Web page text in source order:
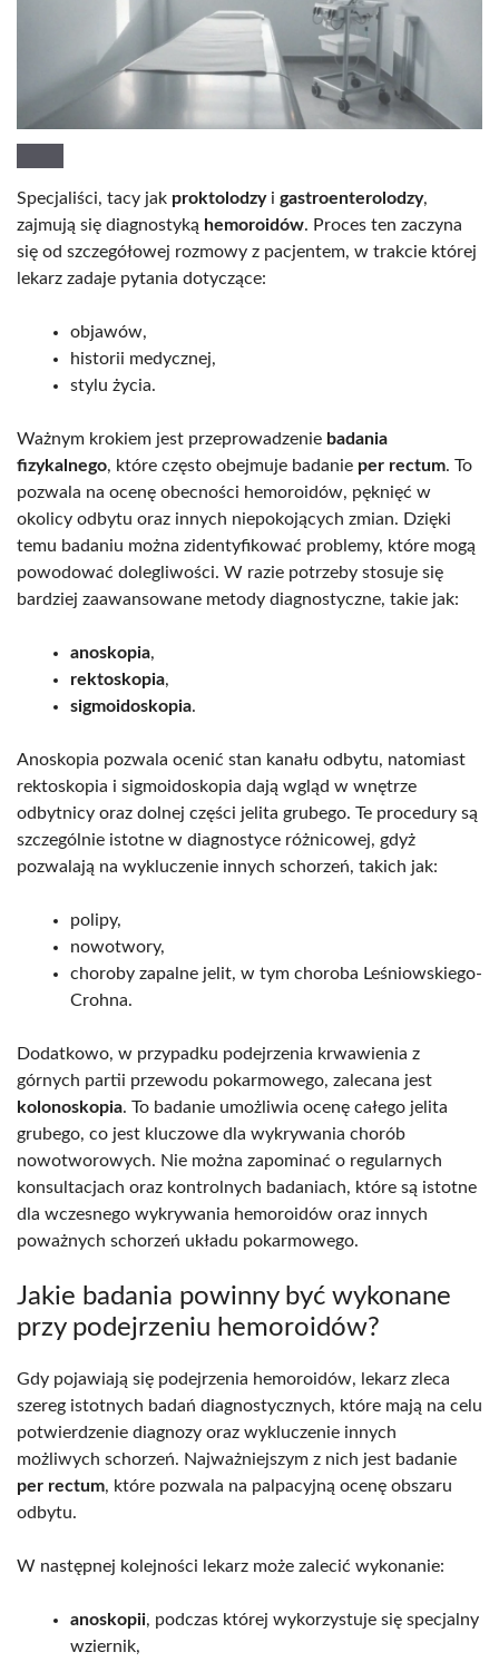
Specjaliści, tacy jak proktolodzyi gastroenterolodzy,
zajmują się diagnostyką hemoroidów. Proces ten zaczyna
się od szczegółowej rozmowy z pacjentem, w trakcie której
lekarz zadaje pytania dotyczące:
objawów,
historii medycznej,
stylu życia.
Ważnym krokiem jest przeprowadzenie badania
fizykalnego, które często obejmuje badanie per rectum. To
pozwala na ocenę obecności hemoroidów, pęknięć w
okolicy odbytu oraz innych niepokojących zmian. Dzięki
temu badaniu można zidentyfikować problemy, które mogą
powodować dolegliwości. W razie potrzeby stosuje się
bardziej zaawansowane metody diagnostyczne, takie jak:
anoskopia,
rektoskopia,
sigmoidoskopia.
Anoskopia pozwala ocenić stan kanału odbytu, natomiast
rektoskopia i sigmoidoskopia dają wgląd w wnętrze
odbytnicy oraz dolnej części jelita grubego. Te procedury są
szczególnie istotne w diagnostyce różnicowej, gdyż
pozwalają na wykluczenie innych schorzeń, takich jak:
polipy,
nowotwory,
choroby zapalne jelit, w tym choroba Leśniowskiego-
Crohna.
Dodatkowo, w przypadku podejrzenia krwawienia z
górnych partii przewodu pokarmowego, zalecana jest
kolonoskopia. To badanie umożliwia ocenę całego jelita
grubego, co jest kluczowe dla wykrywania chorób
nowotworowych. Nie można zapominać o regularnych
konsultacjach oraz kontrolnych badaniach, które są istotne
dla wczesnego wykrywania hemoroidów oraz innych
poważnych schorzeń układu pokarmowego.
Jakie badania powinny być wykonane
przy podejrzeniu hemoroidów?
Gdy pojawiają się podejrzenia hemoroidów, lekarz zleca
szereg istotnych badań diagnostycznych, które mają na celu
potwierdzenie diagnozy oraz wykluczenie innych
możliwych schorzeń. Najważniejszym z nich jest badanie
per rectum, które pozwala na palpacyjną ocenę obszaru
odbytu.
W następnej kolejności lekarz może zalecić wykonanie:
anoskopii, podczas której wykorzystuje się specjalny
wziernik,